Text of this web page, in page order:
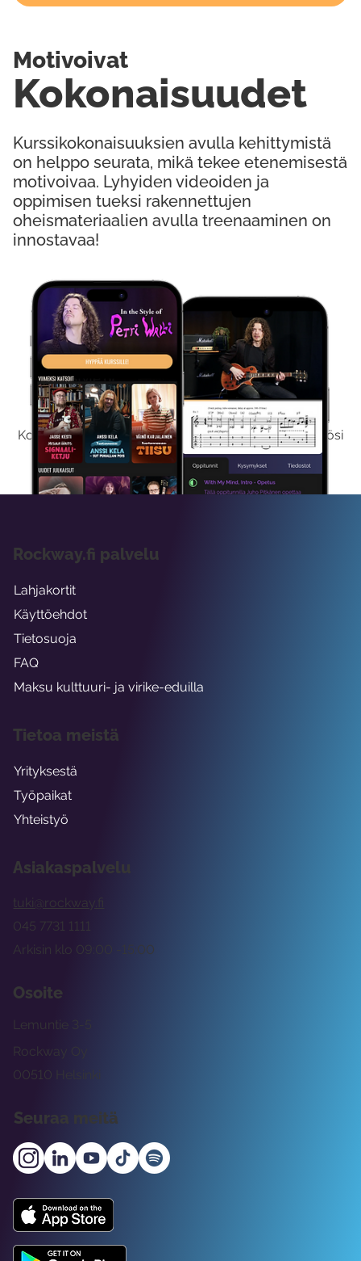
Kokeile Ilmaiseksi
Kokeilemalla ilmaiseksi saat koko sisältömme käyttöösi
viikon ajaksi.
Kurssikokonaisuuksien avulla kehittymistä
on helppo seurata, mikä tekee etenemisestä
motivoivaa. Lyhyiden videoiden ja
oppimisen tueksi rakennettujen
oheismateriaalien avulla treenaaminen on
innostavaa!
Kokonaisuudet
Motivoivat
Asiakaspalvelu
tuki@rockway.fi
Arkisin klo 09:00 -15:00
045 7731 1111
Osoite
Rockway Oy
Lemuntie 3-5
00510 Helsinki
Seuraa meitä
Rockway.fi palvelu
Lahjakortit
Käyttöehdot
Tietosuoja
FAQ
Maksu kulttuuri- ja virike-eduilla
Tietoa meistä
Yrityksestä
Työpaikat
Yhteistyö